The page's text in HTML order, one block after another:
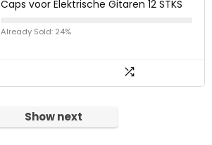
Caps voor Elektrische Gitaren 12 STKS
Already Sold: 24%
Show next